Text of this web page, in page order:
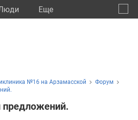
Eще
№16 на Арзамасской
Форум
предложений.